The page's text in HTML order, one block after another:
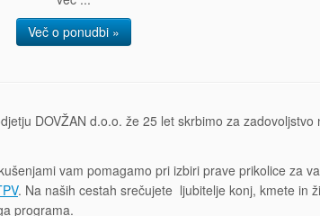
Več o ponudbi »
DOVŽAN d.o.o. že 25 let skrbimo za
vam pomagamo pri izbiri prave prikolice za
. Na naših cestah srečujete ljubitelje konj, kmete in
programa.